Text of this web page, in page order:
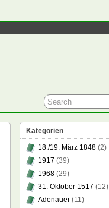
Kategorien
18./19. März 1848 (2)
1917 (39)
1968 (29)
31. Oktober 1517 (12)
Adenauer (11)